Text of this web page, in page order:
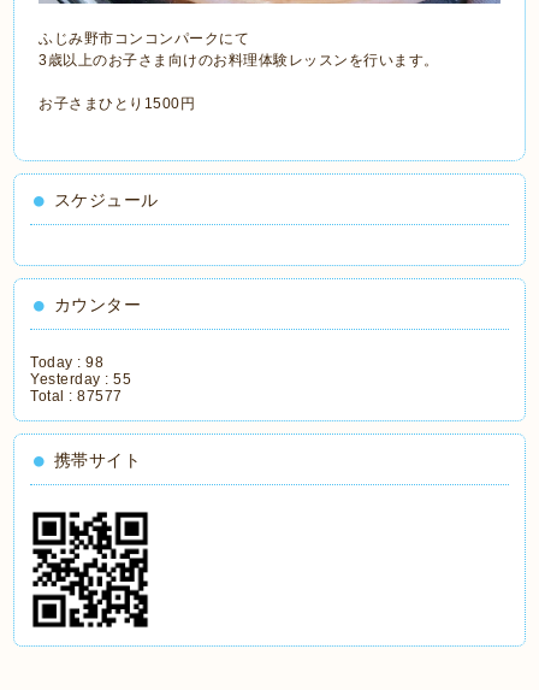
ふじみ野市コンコンパークにて
3歳以上のお子さま向けのお料理体験レッスンを行います。
お子さまひとり1500円
スケジュール
カウンター
Today :98
Yesterday :55
Total :87577
携帯サイト